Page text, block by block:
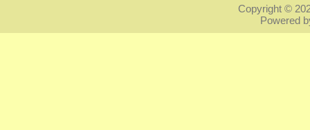
Copyright ©
Powered